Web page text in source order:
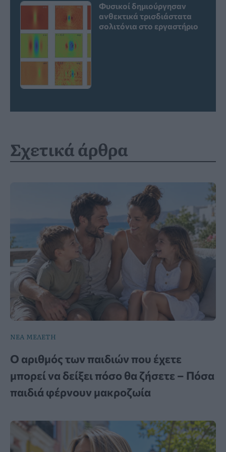
Φυσικοί δημιούργησαν
ανθεκτικά τρισδιάστατα
σολιτόνια στο εργαστήριο
Σχετικά άρθρα
ΝΕΑ ΜΕΛΕΤΗ
Ο αριθμός των παιδιών που έχετε
μπορεί να δείξει πόσο θα ζήσετε – Πόσα
παιδιά φέρνουν μακροζωία